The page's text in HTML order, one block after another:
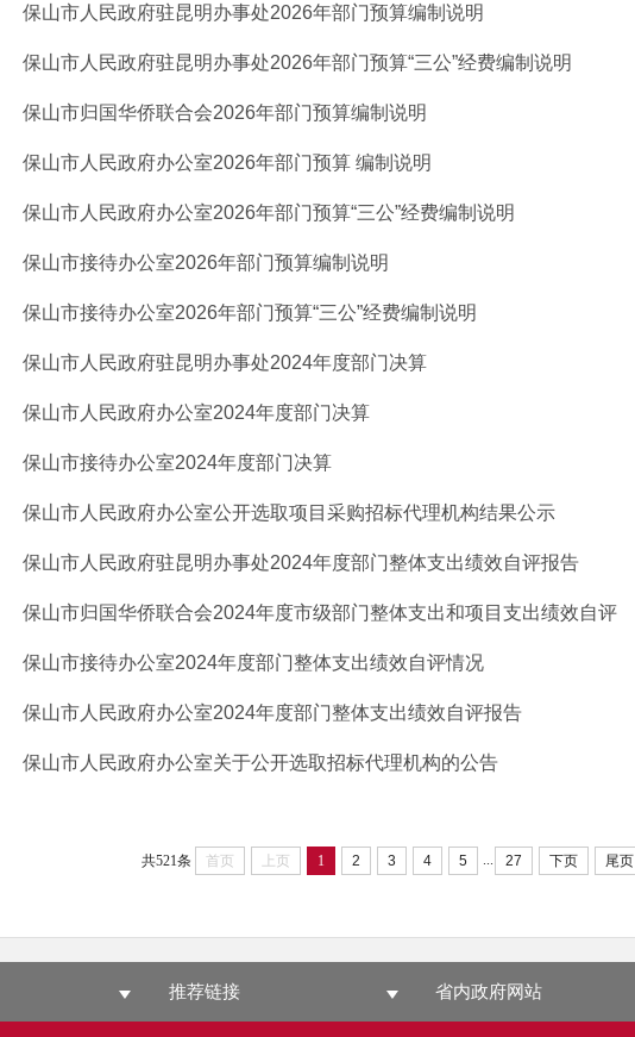
保山市人民政府驻昆明办事处2026年部门预算编制说明
保山市人民政府驻昆明办事处2026年部门预算“三公”经费编制说明
保山市归国华侨联合会2026年部门预算编制说明
保山市人民政府办公室2026年部门预算 编制说明
保山市人民政府办公室2026年部门预算“三公”经费编制说明
保山市接待办公室2026年部门预算编制说明
保山市接待办公室2026年部门预算“三公”经费编制说明
保山市人民政府驻昆明办事处2024年度部门决算
保山市人民政府办公室2024年度部门决算
保山市接待办公室2024年度部门决算
保山市人民政府办公室公开选取项目采购招标代理机构结果公示
保山市人民政府驻昆明办事处2024年度部门整体支出绩效自评报告
保山市归国华侨联合会2024年度市级部门整体支出和项目支出绩效自评
保山市接待办公室2024年度部门整体支出绩效自评情况
保山市人民政府办公室2024年度部门整体支出绩效自评报告
保山市人民政府办公室关于公开选取招标代理机构的公告
共521条 首页 上页 1 2 3 4 5 ... 27 下页 尾页
推荐链接 省内政府网站